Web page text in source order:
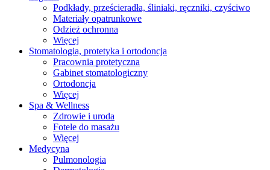
Podkłady, prześcieradła, śliniaki, ręczniki, czyściwo
Materiały opatrunkowe
Odzież ochronna
Więcej
Stomatologia, protetyka i ortodoncja
Pracownia protetyczna
Gabinet stomatologiczny
Ortodoncja
Więcej
Spa & Wellness
Zdrowie i uroda
Fotele do masażu
Więcej
Medycyna
Pulmonologia